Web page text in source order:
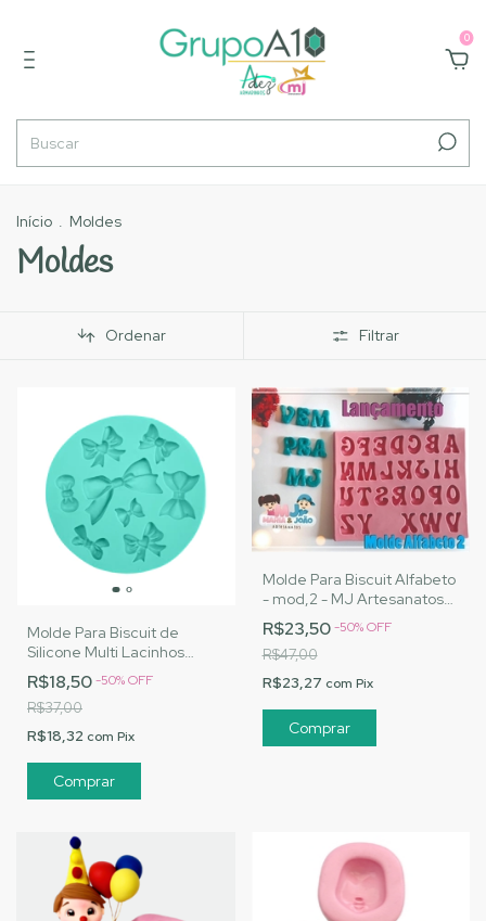
0
Início . Moldes
Moldes
Ordenar Filtrar
Molde Para Biscuit de
Silicone Multi Lacinhos
|Cód. 2129
R$18,50-50%OFF
R$37,00
R$18,32 com Pix
Molde Para Biscuit Alfabeto
- mod,2 - MJ Artesanatos
|Cód. 1626
R$23,50-50%OFF
R$47,00
R$23,27 com Pix